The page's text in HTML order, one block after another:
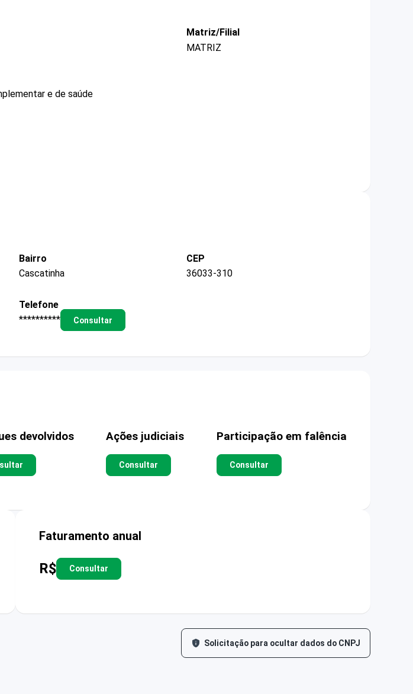
Matriz/Filial
MATRIZ
e de saúde
Bairro
Cascatinha
CEP
36033-310
Telefone
**********
Consultar
devolvidos Ações judiciais
Consultar
Participação em falência
Consultar
Faturamento anual
R$ Consultar
Solicitação para ocultar dados do CNPJ